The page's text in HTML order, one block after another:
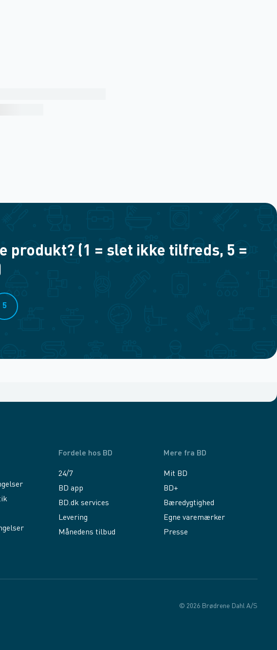
produkt? (1 = slet ikke tilfreds, 5 =
5
Fordele hos BD
24/7
BD app
BD.dk services
Levering
Månedens tilbud
Mere fra BD
Mit BD
BD+
Bæredygtighed
Egne varemærker
Presse
© 2026 Brødrene Dahl A/S